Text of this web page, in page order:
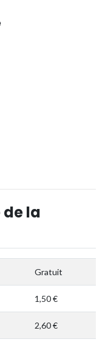
la
Gratuit
1,50 €
2,60 €